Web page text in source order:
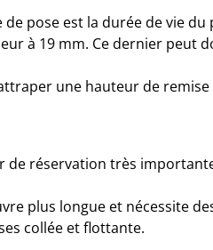
de pose est la durée de vie
à 19 mm. Ce dernier peut
une hauteur de
de réservation très
plus longue et nécessite
collée et flottante.